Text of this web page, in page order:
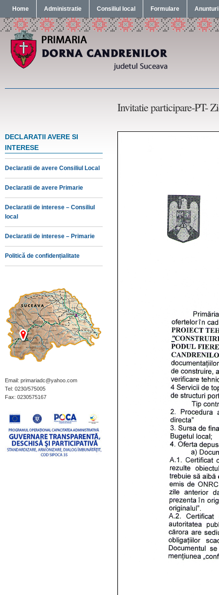
Home Administratie Consiliul local Formulare Anunturi
Invitatie participare-PT-
DECLARATII AVERE SI
INTERESE
Declaratii de avere Consiliul Local
Declaratii de avere Primarie
Declaratii de interese – Consiliul
local
Declaratii de interese – Primarie
Politică de confidențialitate
Email: primariadc@yahoo.com
Tel: 0230/575005
Fax: 0230575167